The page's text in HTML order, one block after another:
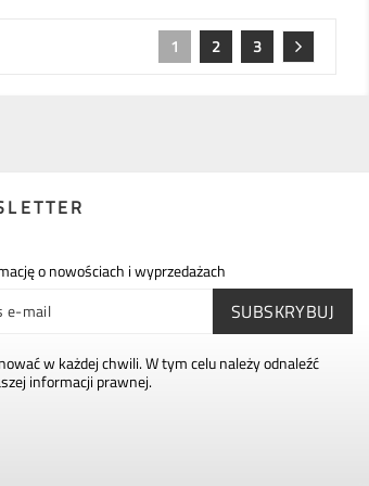
1 2 3
o nowościach i wyprzedażach
w każdej chwili. W tym celu należy odnaleźć
informacji prawnej.